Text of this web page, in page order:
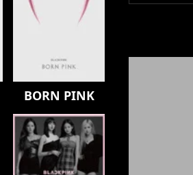
BORN PINK